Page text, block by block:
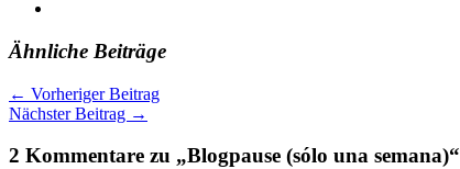
Ähnliche Beiträge
← Vorheriger Beitrag
Nächster Beitrag →
2 Kommentare zu „Blogpause (sólo una semana)“